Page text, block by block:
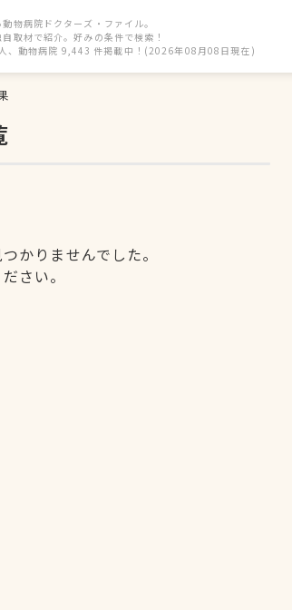
物病院ドクターズ・ファイル。
取材で紹介。好みの条件で検索！
、動物病院 9,443 件掲載中！(2026年08月08日現在)
かりませんでした。
さい。